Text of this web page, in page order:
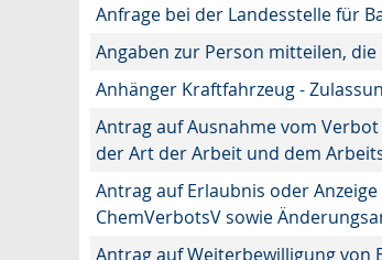
Anfrage bei der Landesstelle für
Angaben zur Person mitteilen,
Anhänger Kraftfahrzeug -
Antrag auf Ausnahme vom
der Art der Arbeit und dem
Antrag auf Erlaubnis oder
ChemVerbotsV sowie
Antrag auf Weiterbewilligung von